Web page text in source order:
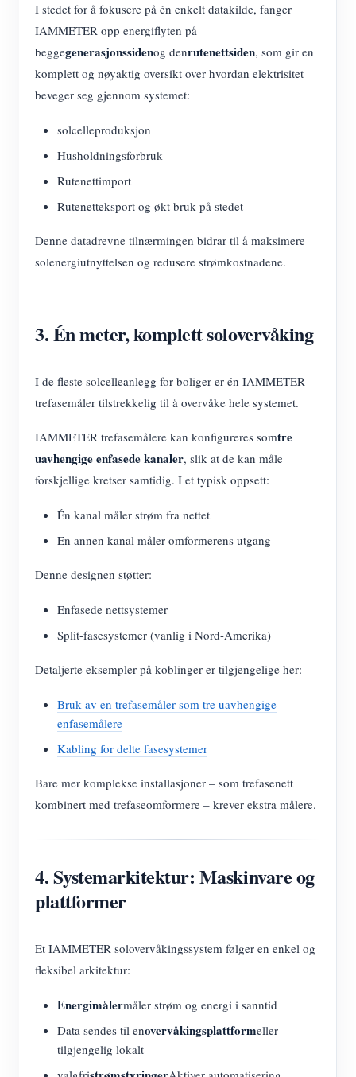
I stedet for å fokusere på én enkelt datakilde, fanger
IAMMETER opp energiflyten på
beggegenerasjonssidenog denrutenettsiden, som gir en
komplett og nøyaktig oversikt over hvordan elektrisitet
beveger seg gjennom systemet:
solcelleproduksjon
Husholdningsforbruk
Rutenettimport
Rutenetteksport og økt bruk på stedet
Denne datadrevne tilnærmingen bidrar til å maksimere
solenergiutnyttelsen og redusere strømkostnadene.
3. Én meter, komplett solovervåking
I de fleste solcelleanlegg for boliger er én IAMMETER
trefasemåler tilstrekkelig til å overvåke hele systemet.
IAMMETER trefasemålere kan konfigureres somtre
uavhengige enfasede kanaler, slik at de kan måle
forskjellige kretser samtidig. I et typisk oppsett:
Én kanal måler strøm fra nettet
En annen kanal måler omformerens utgang
Denne designen støtter:
Enfasede nettsystemer
Split-fasesystemer (vanlig i Nord-Amerika)
Detaljerte eksempler på koblinger er tilgjengelige her:
Bruk av en trefasemåler som tre uavhengige
enfasemålere
Kabling for delte fasesystemer
Bare mer komplekse installasjoner – som trefasenett
kombinert med trefaseomformere – krever ekstra målere.
4. Systemarkitektur: Maskinvare og
plattformer
Et IAMMETER solovervåkingssystem følger en enkel og
fleksibel arkitektur:
Energimålermåler strøm og energi i sanntid
Data sendes til enovervåkingsplattformeller
tilgjengelig lokalt